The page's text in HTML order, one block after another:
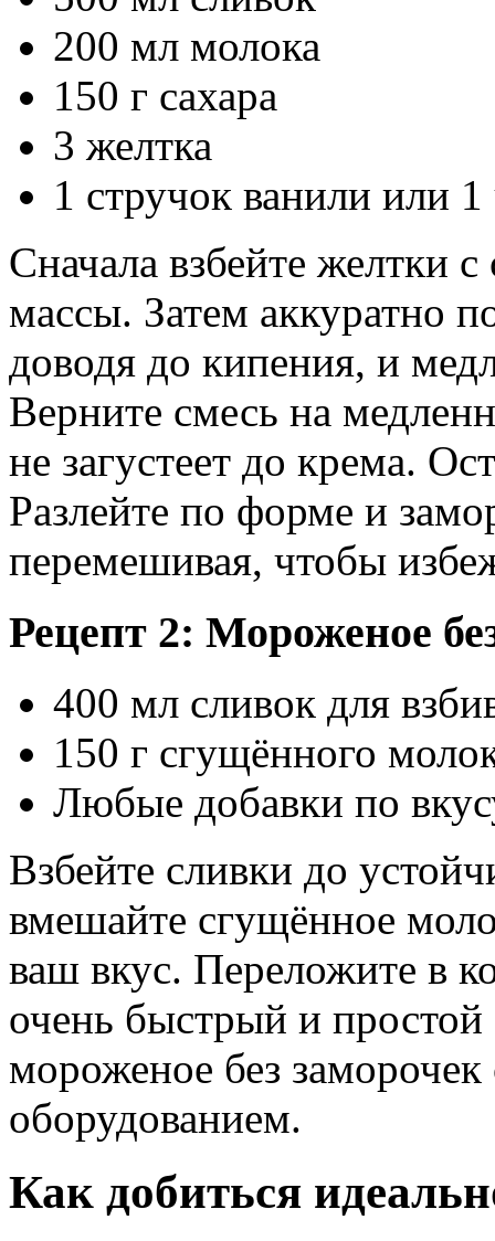
200 мл молока
150 г сахара
3 желтка
1 стручок ванили или 1
Сначала взбейте желтки
массы. Затем аккуратно
доводя до кипения, и
Верните смесь на
не загустеет до крема.
Разлейте по форме и
перемешивая, чтобы
Рецепт 2: Мороженое
400 мл сливок для
150 г сгущённого
Любые добавки по
Взбейте сливки до
вмешайте сгущённое
ваш вкус. Переложите в
очень быстрый и простой
мороженое без
оборудованием.
Как добиться